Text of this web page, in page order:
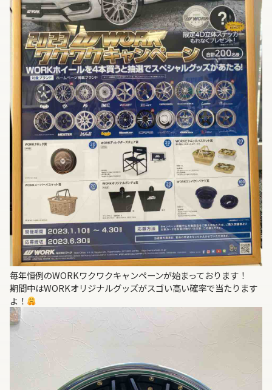
毎年恒例のWORKワクワクキャンペーンが始まっております！
期間中はWORKオリジナルグッズがスゴい高い確率で当たります
よ！